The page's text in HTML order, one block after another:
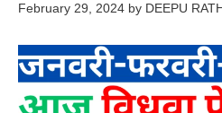
February 29, 2024 by DEEPU